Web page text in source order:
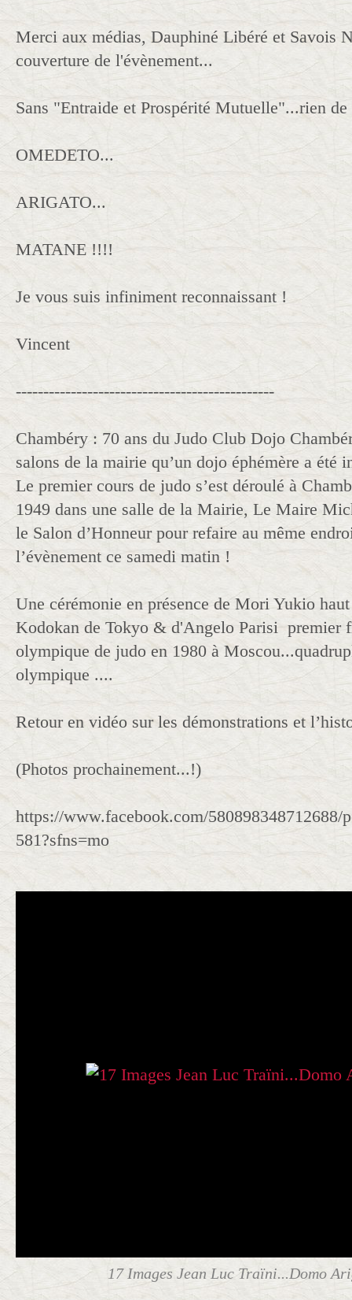
Merci aux médias, Dauphiné Libéré et Savois
couverture de l'évènement...
Sans "Entraide et Prospérité Mutuelle"...rien
OMEDETO...
ARIGATO...
MATANE !!!!
Je vous suis infiniment reconnaissant !
Vincent
-----------------------------------------------
Chambéry : 70 ans du Judo Club Dojo
salons de la mairie qu’un dojo éphémère a été
Le premier cours de judo s’est déroulé à
1949 dans une salle de la Mairie, Le Maire
le Salon d’Honneur pour refaire au même
l’évènement ce samedi matin !
Une cérémonie en présence de Mori Yukio
Kodokan de Tokyo & d'Angelo Parisi premier
olympique de judo en 1980 à
olympique ....
Retour en vidéo sur les démonstrations et
(Photos prochainement...!)
https://www.facebook.com/580898348712688/
581?sfns=mo
17 Images Jean Luc Traïni...Domo